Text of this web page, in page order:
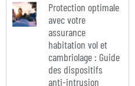
Protection optimale
avec votre
assurance
habitation vol et
cambriolage : Guide
des dispositifs
anti-intrusion